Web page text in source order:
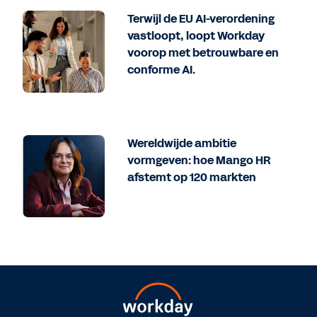
Terwijl de EU AI-verordening
vastloopt, loopt Workday
voorop met betrouwbare en
conforme AI.
Wereldwijde ambitie
vormgeven: hoe Mango HR
afstemt op 120 markten